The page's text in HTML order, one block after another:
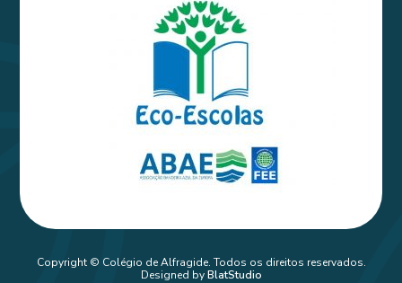
Copyright © Colégio de Alfragide. Todos os direitos reservados.
Designed byBlatStudio